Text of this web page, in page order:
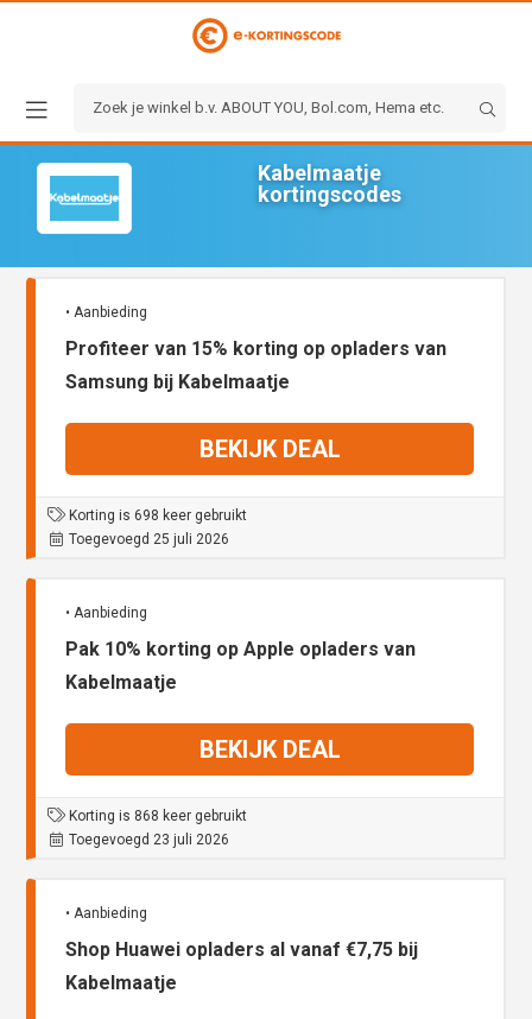
Kabelmaatje
kortingscodes
• Aanbieding
Profiteer van 15% korting op opladers van
Samsung bij Kabelmaatje
BEKIJK DEAL
Korting is 698 keer gebruikt
Toegevoegd 25 juli 2026
• Aanbieding
Pak 10% korting op Apple opladers van
Kabelmaatje
BEKIJK DEAL
Korting is 868 keer gebruikt
Toegevoegd 23 juli 2026
• Aanbieding
Shop Huawei opladers al vanaf €7,75 bij
Kabelmaatje